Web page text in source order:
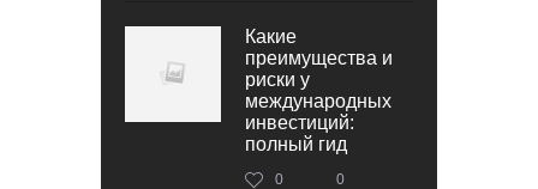
Какие
преимущества и
риски у
международных
инвестиций:
полный гид
0 0